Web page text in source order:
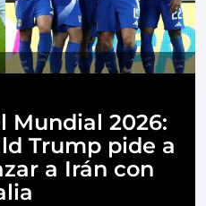
Mundial 2026:
Trump pide a
a Irán con